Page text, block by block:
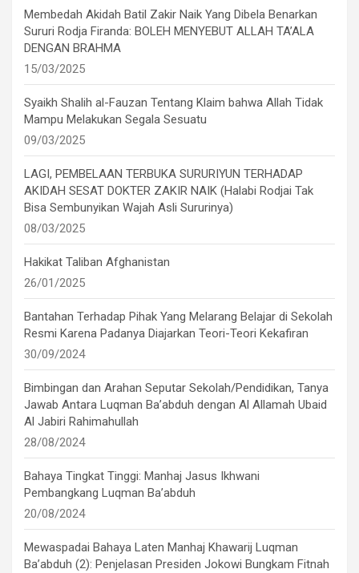
Membedah Akidah Batil Zakir Naik Yang Dibela Benarkan
Sururi Rodja Firanda: BOLEH MENYEBUT ALLAH TA’ALA
DENGAN BRAHMA
15/03/2025
Syaikh Shalih al-Fauzan Tentang Klaim bahwa Allah Tidak
Mampu Melakukan Segala Sesuatu
09/03/2025
LAGI, PEMBELAAN TERBUKA SURURIYUN TERHADAP
AKIDAH SESAT DOKTER ZAKIR NAIK (Halabi Rodjai Tak
Bisa Sembunyikan Wajah Asli Sururinya)
08/03/2025
Hakikat Taliban Afghanistan
26/01/2025
Bantahan Terhadap Pihak Yang Melarang Belajar di Sekolah
Resmi Karena Padanya Diajarkan Teori-Teori Kekafiran
30/09/2024
Bimbingan dan Arahan Seputar Sekolah/Pendidikan, Tanya
Jawab Antara Luqman Ba’abduh dengan Al Allamah Ubaid
Al Jabiri Rahimahullah
28/08/2024
Bahaya Tingkat Tinggi: Manhaj Jasus Ikhwani
Pembangkang Luqman Ba’abduh
20/08/2024
Mewaspadai Bahaya Laten Manhaj Khawarij Luqman
Ba’abduh (2): Penjelasan Presiden Jokowi Bungkam Fitnah